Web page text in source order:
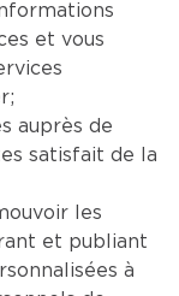
et vous
auprès de
satisfait de la
les
et publiant
à